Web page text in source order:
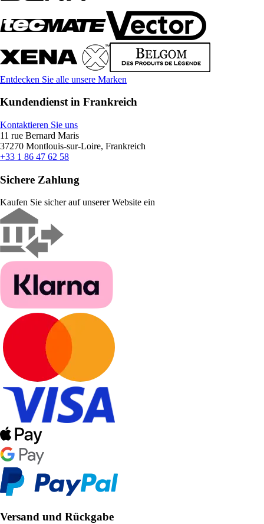
Entdecken Sie alle unsere Marken
Kundendienst in Frankreich
Kontaktieren Sie uns
11 rue Bernard Maris
37270 Montlouis-sur-Loire, Frankreich
+33 1 86 47 62 58
Sichere Zahlung
Kaufen Sie sicher auf unserer Website ein
Versand und Rückgabe